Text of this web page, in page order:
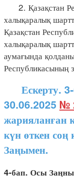
2. Қазақстан
халықаралық
Қазақстан
халықаралық
аумағында
Республикасының
Ескерту. 3-
30.06.2025 №
жарияланған
күн өткен соң
Заңымен.
4-бап. Осы